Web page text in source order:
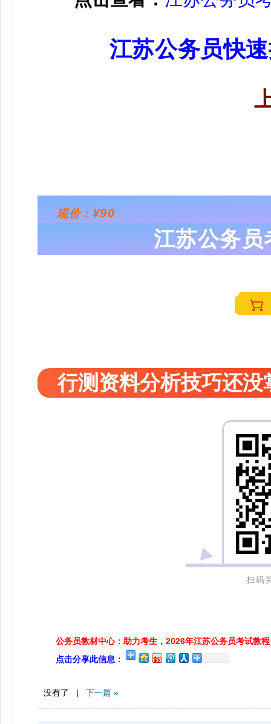
江苏公务员快
现价： ¥90
江苏公务员
行测资料分析技巧还
扫码
公务员教材中心：助力考生，2026年江苏公务员考试教程
点击分享此信息：
没有了 | 下一篇 »